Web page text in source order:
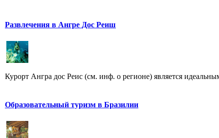
Развлечения в Ангре Дос Реиш
Курорт Ангра дос Реис (см. инф. о регионе) является
Образовательный туризм в Бразилии